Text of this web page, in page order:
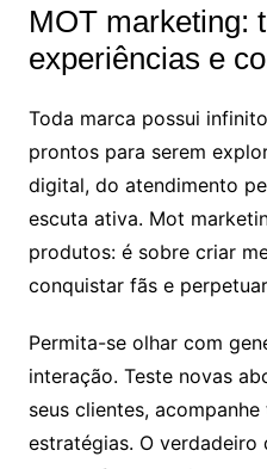
MOT marketing:
experiências e
Toda marca possui
prontos para serem
digital, do atendimento
escuta ativa. Mot
produtos: é sobre criar
conquistar fãs e
Permita-se olhar com
interação. Teste novas
seus clientes,
estratégias. O verdadeiro